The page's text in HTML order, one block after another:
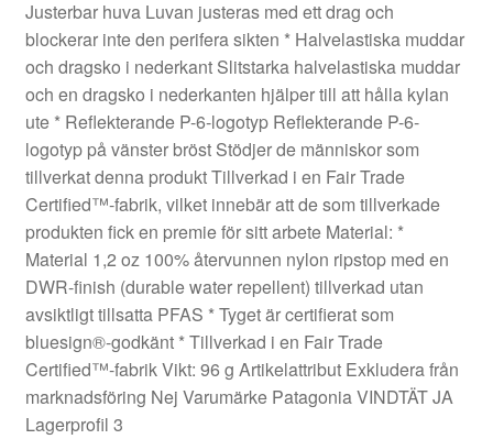
Justerbar huva Luvan justeras med ett drag och
blockerar inte den perifera sikten * Halvelastiska muddar
och dragsko i nederkant Slitstarka halvelastiska muddar
och en dragsko i nederkanten hjälper till att hålla kylan
ute * Reflekterande P-6-logotyp Reflekterande P-6-
logotyp på vänster bröst Stödjer de människor som
tillverkat denna produkt Tillverkad i en Fair Trade
Certified™-fabrik, vilket innebär att de som tillverkade
produkten fick en premie för sitt arbete Material: *
Material 1,2 oz 100% återvunnen nylon ripstop med en
DWR-finish (durable water repellent) tillverkad utan
avsiktligt tillsatta PFAS * Tyget är certifierat som
bluesign®-godkänt * Tillverkad i en Fair Trade
Certified™-fabrik Vikt: 96 g Artikelattribut Exkludera från
marknadsföring Nej Varumärke Patagonia VINDTÄT JA
Lagerprofil 3